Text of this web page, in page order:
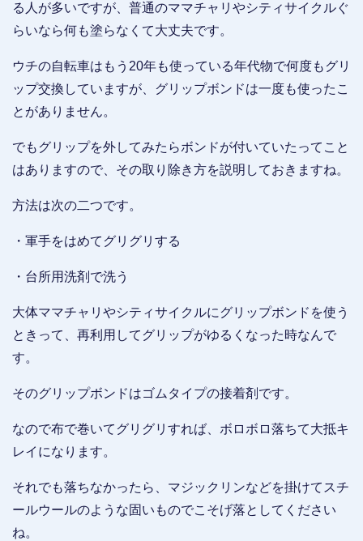
る人が多いですが、普通のママチャリやシティサイクルぐ
らいなら何も塗らなくて大丈夫です。
ウチの自転車はもう20年も使っている年代物で何度もグリ
ップ交換していますが、グリップボンドは一度も使ったこ
とがありません。
でもグリップを外してみたらボンドが付いていたってこと
はありますので、その取り除き方を説明しておきますね。
方法は次の二つです。
・軍手をはめてグリグリする
・台所用洗剤で洗う
大体ママチャリやシティサイクルにグリップボンドを使う
ときって、再利用してグリップがゆるくなった時なんで
す。
そのグリップボンドはゴムタイプの接着剤です。
なので布で巻いてグリグリすれば、ボロボロ落ちて大抵キ
レイになります。
それでも落ちなかったら、マジックリンなどを掛けてスチ
ールウールのような固いものでこそげ落としてください
ね。